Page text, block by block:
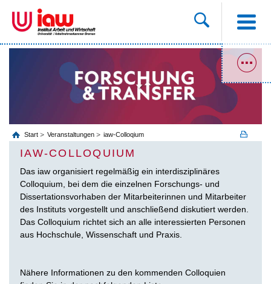
Start Veranstaltungen iaw-Colloqium
IAW-COLLOQUIUM
Das iaw organisiert regelmäßig ein interdisziplinäres
Colloquium, bei dem die einzelnen Forschungs- und
Dissertationsvorhaben der Mitarbeiterinnen und Mitarbeiter
des Instituts vorgestellt und anschließend diskutiert werden.
Das Colloquium richtet sich an alle interessierten Personen
aus Hochschule, Wissenschaft und Praxis.
Nähere Informationen zu den kommenden Colloquien